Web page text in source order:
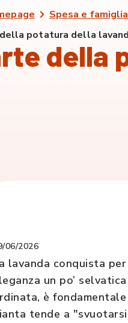
Spesa e famiglia
potatura della
della
06/2026
lavanda conquista
un po’
è
tende a